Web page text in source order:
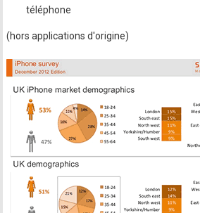
téléphone
(hors applications d'origine)